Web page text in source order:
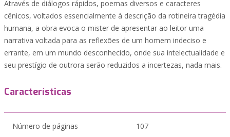
Através de diálogos rápidos, poemas diversos e caracteres
cênicos, voltados essencialmente à descrição da rotineira tragédia
humana, a obra evoca o mister de apresentar ao leitor uma
narrativa voltada para as reflexões de um homem indeciso e
errante, em um mundo desconhecido, onde sua intelectualidade e
seu prestígio de outrora serão reduzidos a incertezas, nada mais.
Características
Número de páginas 107